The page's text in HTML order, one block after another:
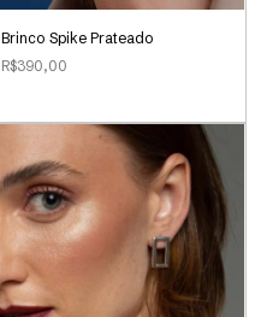
Brinco Spike Prateado
R$390,00